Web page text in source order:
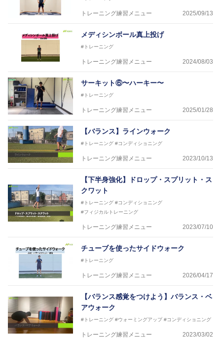
トレーニング練習メニュー 2025/09/13
メディシンボール真上投げ
#トレーニング
トレーニング練習メニュー 2024/08/03
サーキット⑥〜ハーキー〜
#トレーニング
トレーニング練習メニュー 2025/01/28
【バランス】ラインウォーク
#トレーニング #コンディショニング
トレーニング練習メニュー 2023/10/13
【下半身強化】ドロップ・スプリット・ス
クワット
#トレーニング #コンディショニング
#フィジカルトレーニング
トレーニング練習メニュー 2023/07/10
チューブを使ったサイドウォーク
#トレーニング
トレーニング練習メニュー 2026/04/17
【バランス感覚をつけよう】バランス・ベ
アウォーク
#トレーニング #ウォーミングアップ #コンディショニング
トレーニング練習メニュー 2023/03/02